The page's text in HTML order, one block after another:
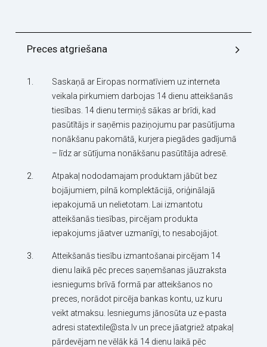
Preces atgriešana
Saskaņā ar Eiropas normatīviem uz interneta
veikala pirkumiem darbojas 14 dienu atteikšanās
tiesības. 14 dienu termiņš sākas ar brīdi, kad
pasūtītājs ir saņēmis paziņojumu par pasūtījuma
nonākšanu pakomātā, kurjera piegādes gadījumā
– līdz ar sūtījuma nonākšanu pasūtītāja adresē.
Atpakaļ nododamajam produktam jābūt bez
bojājumiem, pilnā komplektācijā, oriģinālajā
iepakojumā un nelietotam. Lai izmantotu
atteikšanās tiesības, pircējam produkta
iepakojums jāatver uzmanīgi, to nesabojājot.
Atteikšanās tiesību izmantošanai pircējam 14
dienu laikā pēc preces saņemšanas jāuzraksta
iesniegums brīvā formā par atteikšanos no
preces, norādot pircēja bankas kontu, uz kuru
veikt atmaksu. Iesniegums jānosūta uz e-pasta
adresi statextile@sta.lv un prece jāatgriež atpakaļ
pārdevējam ne vēlāk kā 14 dienu laikā pēc